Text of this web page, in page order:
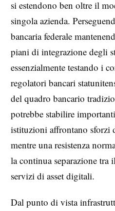
si estendono ben oltre il
singola azienda.
bancaria federale
piani di integrazione degli
essenzialmente testando i
regolatori bancari
del quadro bancario
potrebbe stabilire
istituzioni affrontano sforzi
mentre una resistenza
la continua separazione
servizi di asset digitali.
Dal punto di vista